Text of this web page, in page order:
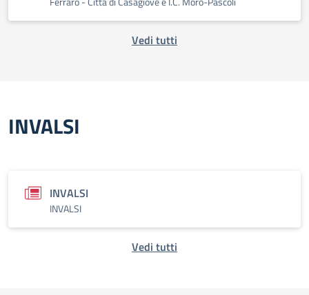
Vedi tutti
INVALSI
INVALSI
INVALSI
Vedi tutti